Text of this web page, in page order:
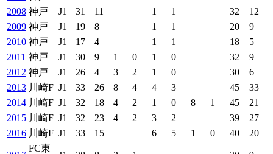
2008 神戸 J1 31 11 1 1 32
12
2009 神戸 J1 19 8 1 1 20
9
2010 神戸 J1 17 4 1 1 18
5
2011 神戸 J1 30 9 1 0 1 0 32
9
2012 神戸 J1 26 4 3 2 1 0 30
6
2013 川崎F J1 33 26 8 4 4 3 45
33
2014 川崎F J1 32 18 4 2 1 0 8 1 45
21
2015 川崎F J1 32 23 4 2 3 2 39
27
2016 川崎F J1 33 15 6 5 1 0 40 20
FC東